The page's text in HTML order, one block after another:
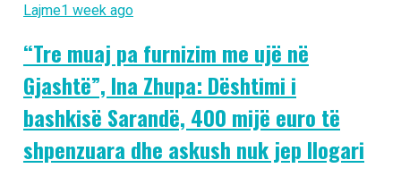
Lajme1 week ago
“Tre muaj pa furnizim me ujë në
Gjashtë”, Ina Zhupa: Dështimi i
bashkisë Sarandë, 400 mijë euro të
shpenzuara dhe askush nuk jep llogari